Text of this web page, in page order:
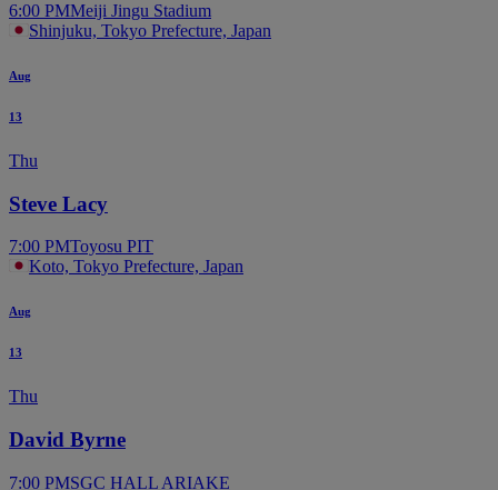
6:00 PMMeiji Jingu Stadium
Shinjuku, Tokyo Prefecture, Japan
Aug
13
Thu
Steve Lacy
7:00 PMToyosu PIT
Koto, Tokyo Prefecture, Japan
Aug
13
Thu
David Byrne
7:00 PMSGC HALL ARIAKE